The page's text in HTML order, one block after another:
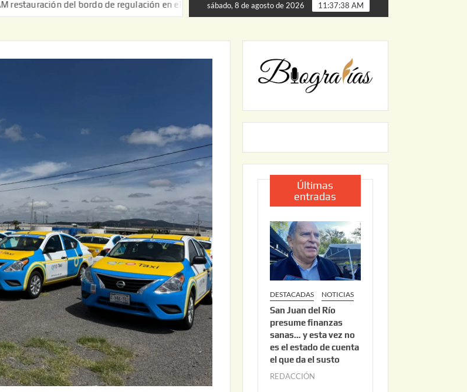
del bordo de regulación en el Ejido de Puerta de Palmillas ARRANCA JAPAM EL PROGRAMA “AGUA
sábado, 8 de agosto de 2026 11:37:39 AM
Últimas
entradas
DESTACADAS NOTICIAS
San Juan del Río
presume finanzas
sanas… y esta vez no
es el estado de cuenta
el que da el susto
REDACCIÓN